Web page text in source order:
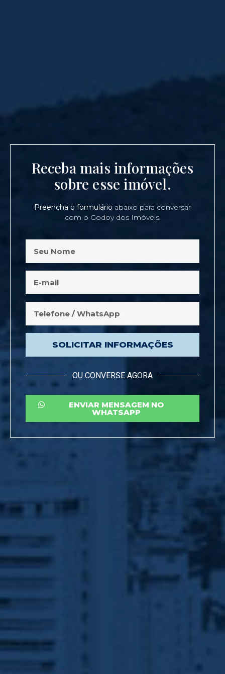
Receba mais informações
sobre esse imóvel.
Preencha o formulário abaixo para conversar
com o Godoy dos Imóveis.
SOLICITAR INFORMAÇÕES
OU CONVERSE AGORA
ENVIAR MENSAGEM NO
WHATSAPP